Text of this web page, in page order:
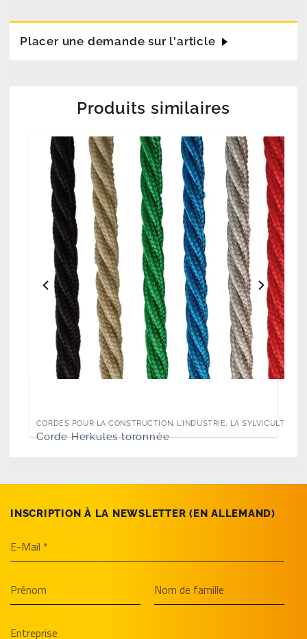
Placer une demande sur l'article
Produits similaires
CORDES POUR LA CONSTRUCTION, L'INDUSTRIE, LA SYLVICULTURE
Corde Herkules toronnée
INSCRIPTION À LA NEWSLETTER (EN­ ALLEMAND)